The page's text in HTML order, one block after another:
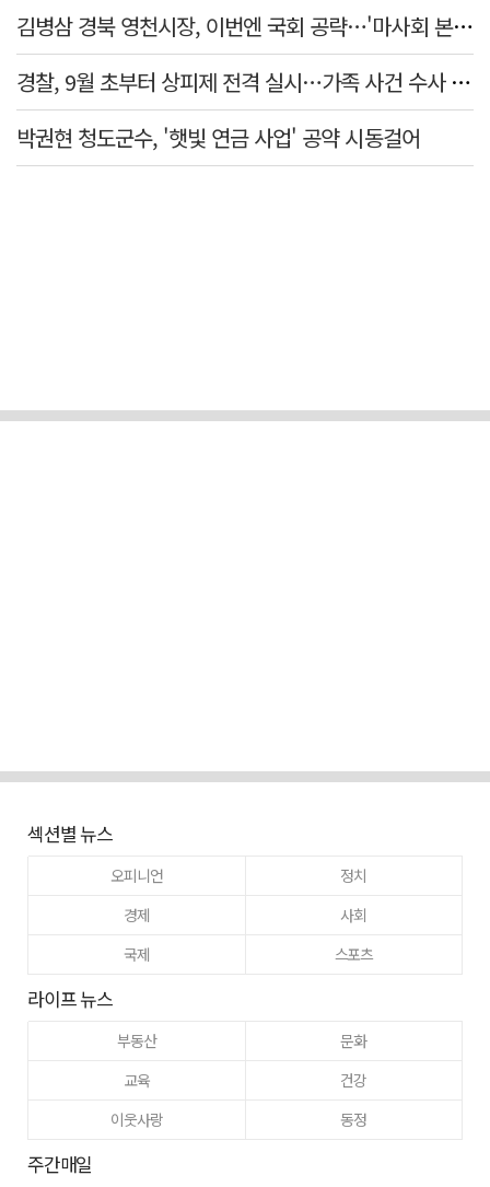
김병삼 경북 영천시장, 이번엔 국회 공략…'마사회 본사 이전·광역교통망 확충' 요청
경찰, 9월 초부터 상피제 전격 실시…가족 사건 수사 못해
박권현 청도군수, '햇빛 연금 사업' 공약 시동걸어
섹션별 뉴스
오피니언
정치
경제
사회
국제
스포츠
라이프 뉴스
부동산
문화
교육
건강
이웃사랑
동정
주간매일